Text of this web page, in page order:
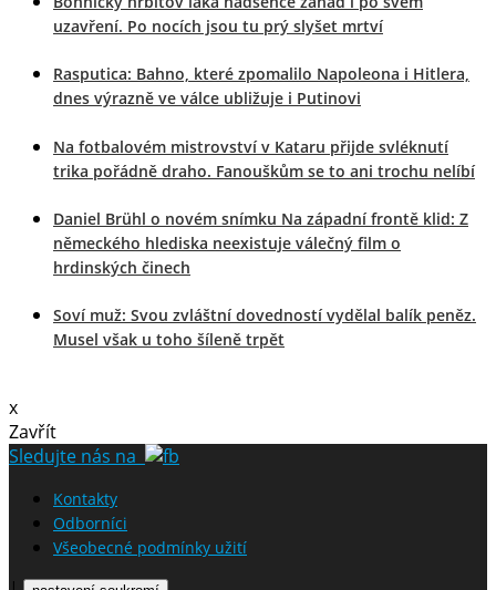
uzavření. Po nocích jsou tu prý slyšet mrtví
Rasputica: Bahno, které zpomalilo Napoleona i Hitlera,
dnes výrazně ve válce ubližuje i Putinovi
Na fotbalovém mistrovství v Kataru přijde svléknutí
trika pořádně draho. Fanouškům se to ani trochu nelíbí
Daniel Brühl o novém snímku Na západní frontě klid: Z
německého hlediska neexistuje válečný film o
hrdinských činech
Soví muž: Svou zvláštní dovedností vydělal balík peněz.
Musel však u toho šíleně trpět
x
Zavřít
Sledujte nás na
Kontakty
Odborníci
Všeobecné podmínky užití